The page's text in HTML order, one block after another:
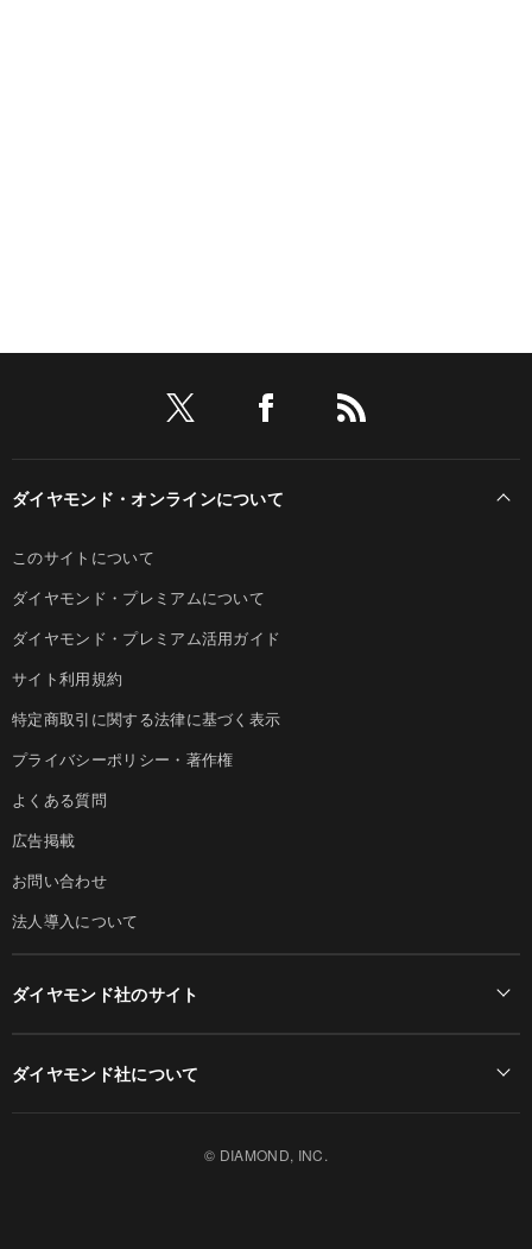
ダイヤモンド・オンラインについて
このサイトについて
ダイヤモンド・プレミアムについて
ダイヤモンド・プレミアム活用ガイド
サイト利用規約
特定商取引に関する法律に基づく表示
プライバシーポリシー・著作権
よくある質問
広告掲載
お問い合わせ
法人導入について
ダイヤモンド社のサイト
ダイヤモンド社について
© DIAMOND, INC.